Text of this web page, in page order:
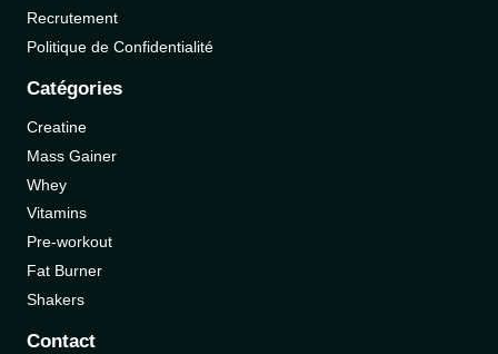
Recrutement
Politique de Confidentialité
Catégories
Creatine
Mass Gainer
Whey
Vitamins
Pre-workout
Fat Burner
Shakers
Contact